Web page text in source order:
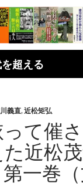
超える
義直,近松矩弘
って催
近松
一巻（